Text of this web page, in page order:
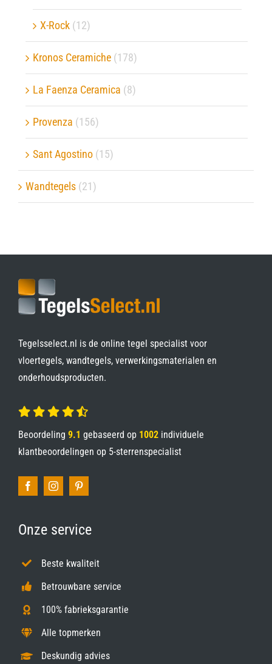
X-Rock (12)
Kronos Ceramiche (178)
La Faenza Ceramica (8)
Provenza (156)
Sant Agostino (15)
Wandtegels (21)
Tegelsselect.nl is de online tegel specialist voor
vloertegels, wandtegels, verwerkingsmaterialen en
onderhoudsproducten.
Beoordeling 9.1 gebaseerd op 1002individuele
klantbeoordelingen op 5-sterrenspecialist
Onze service
Beste kwaliteit
Betrouwbare service
100% fabrieksgarantie
Alle topmerken
Deskundig advies